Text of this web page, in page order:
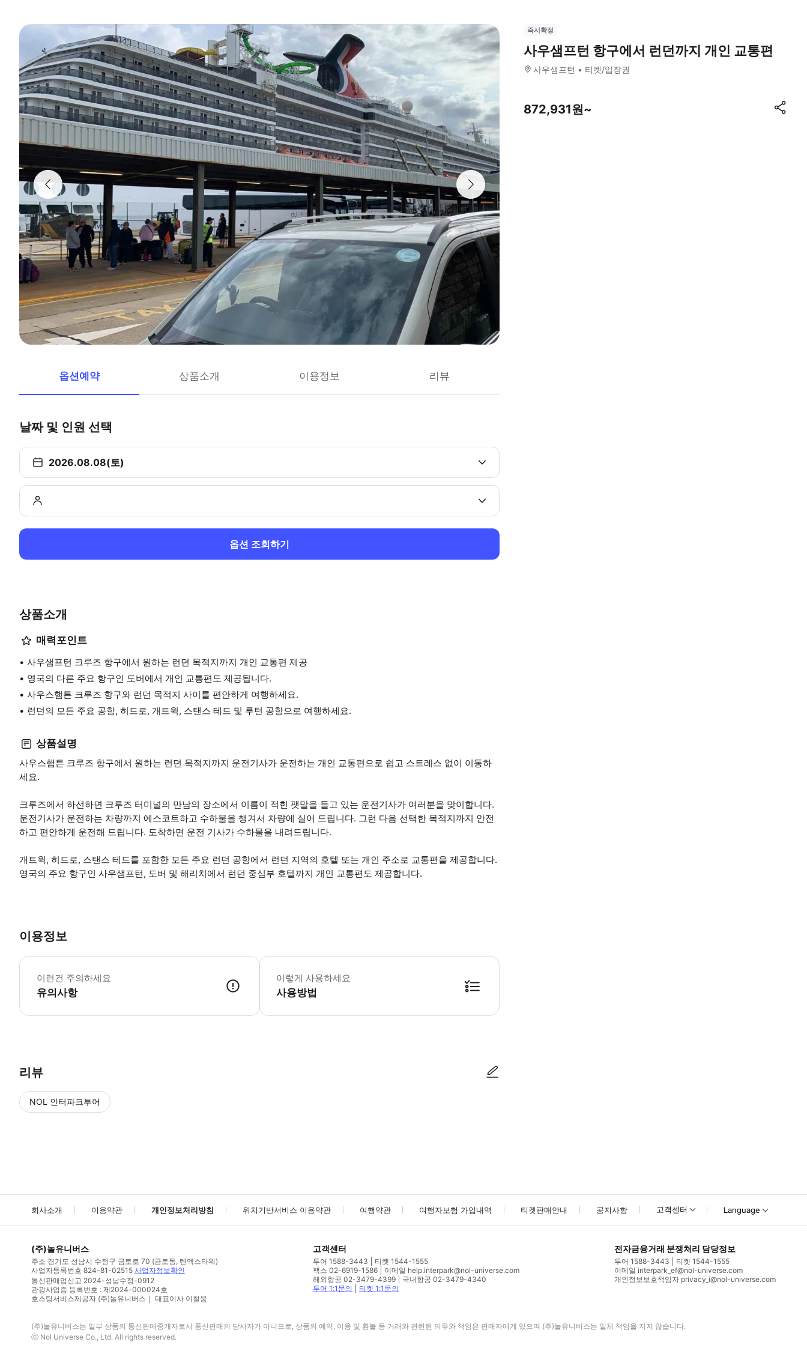
옵션예약 상품소개 이용정보 리뷰
날짜 및 인원 선택
2026.08.08(토)
옵션 조회하기
상품소개
매력포인트
사우샘프턴 크루즈 항구에서 원하는 런던 목적지까지 개인 교통편 제공
영국의 다른 주요 항구인 도버에서 개인 교통편도 제공됩니다.
사우스햄튼 크루즈 항구와 런던 목적지 사이를 편안하게 여행하세요.
런던의 모든 주요 공항, 히드로, 개트윅, 스탠스 테드 및 루턴 공항으로 여행하세요.
상품설명
사우스햄튼 크루즈 항구에서 원하는 런던 목적지까지 운전기사가 운전하는 개인 교통편으로 쉽고 스트레스 없이 이동하
세요.
크루즈에서 하선하면 크루즈 터미널의 만남의 장소에서 이름이 적힌 팻말을 들고 있는 운전기사가 여러분을 맞이합니다.
운전기사가 운전하는 차량까지 에스코트하고 수하물을 챙겨서 차량에 실어 드립니다. 그런 다음 선택한 목적지까지 안전
하고 편안하게 운전해 드립니다. 도착하면 운전 기사가 수하물을 내려드립니다.
개트윅, 히드로, 스탠스 테드를 포함한 모든 주요 런던 공항에서 런던 지역의 호텔 또는 개인 주소로 교통편을 제공합니다.
영국의 주요 항구인 사우샘프턴, 도버 및 해리치에서 런던 중심부 호텔까지 개인 교통편도 제공합니다.
이용정보
이런건 주의하세요
유의사항
* 소요시간 : 1440분 (옵션에 따라 소요 시간이 다를 수 있으니, 예약 시 확인 부탁드립니다.)
이렇게 사용하세요
사용방법
리뷰
NOL 인터파크투어
즉시확정
사우샘프턴 항구에서 런던까지 개인 교통편
사우샘프턴 티켓/입장권
872,931원~
회사소개 이용약관 개인정보처리방침 위치기반서비스 이용약관 여행약관 여행자보험 가입내역 티켓판매안내 공지사항 고객센터 Language
(주)놀유니버스
주소 경기도 성남시 수정구 금토로 70 (금토동, 텐엑스타워)
사업자등록번호 824-81-02515 사업자정보확인
통신판매업신고 2024-성남수정-0912
관광사업증 등록번호 : 제2024-000024호
호스팅서비스제공자 (주)놀유니버스｜ 대표이사 이철웅
고객센터
투어 1588-3443
티켓 1544-1555
팩스 02-6919-1586
이메일 help.interpark@nol-universe.com
해외항공 02-3479-4399
국내항공 02-3479-4340
투어 1:1문의
티켓 1:1문의
전자금융거래 분쟁처리 담당정보
투어 1588-3443
티켓 1544-1555
이메일 interpark_ef@nol-universe.com
개인정보보호책임자 privacy_i@nol-universe.com
(주)놀유니버스는 일부 상품의 통신판매중개자로서 통신판매의 당사자가 아니므로, 상품의 예약, 이용 및 환불 등 거래와 관련된 의무와 책임은 판매자에게 있으며 (주)놀유니버스는 일체 책임을 지지 않습니다.
ⓒ Nol Universe Co., Ltd. All rights reserved.